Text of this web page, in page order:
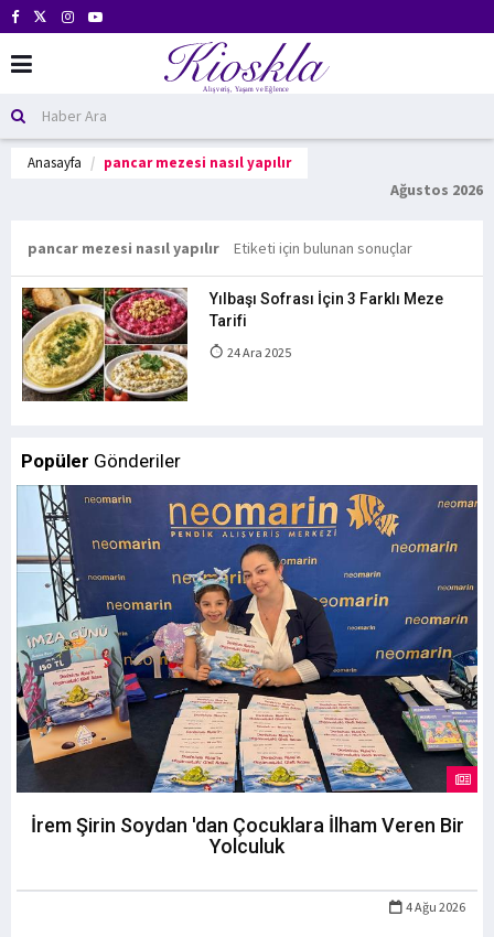
Anasayfa pancar mezesi nasıl yapılır
Ağustos 2026
pancar mezesi nasıl yapılır Etiketi için bulunan sonuçlar
Yılbaşı Sofrası İçin 3 Farklı Meze
Tarifi
24 Ara 2025
Popüler Gönderiler
İrem Şirin Soydan 'dan Çocuklara İlham Veren Bir
Yolculuk
4 Ağu 2026